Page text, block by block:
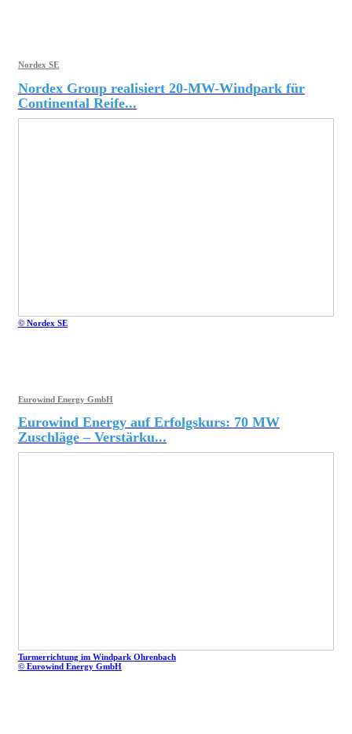
Nordex SE
Nordex Group realisiert 20-MW-Windpark für
Continental Reife...
© Nordex SE
Eurowind Energy GmbH
Eurowind Energy auf Erfolgskurs: 70 MW
Zuschläge – Verstärku...
Turmerrichtung im Windpark Ohrenbach
© Eurowind Energy GmbH